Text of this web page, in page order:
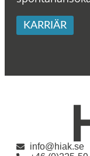
KARRIÄR
info@hiak.se